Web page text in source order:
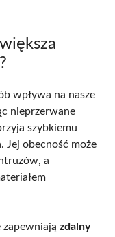
wpływa na nasze
nieprzerwane
szybkiemu
Jej obecność może
a
zdalny